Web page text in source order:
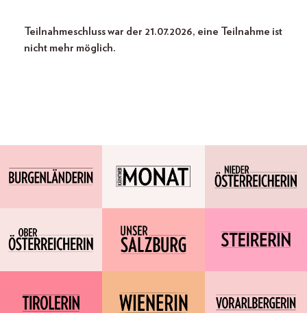
Teilnahmeschluss war der 21.07.2026, eine Teilnahme ist
nicht mehr möglich.